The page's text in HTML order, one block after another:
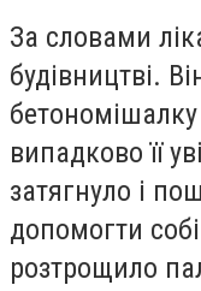
За словами
будівництві.
випадково її
затягнуло і
допомогти
розтрощило